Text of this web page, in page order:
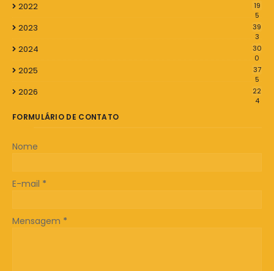
2022
19
5
2023
39
3
2024
30
0
2025
37
5
2026
22
4
FORMULÁRIO DE CONTATO
Nome
E-mail *
Mensagem *